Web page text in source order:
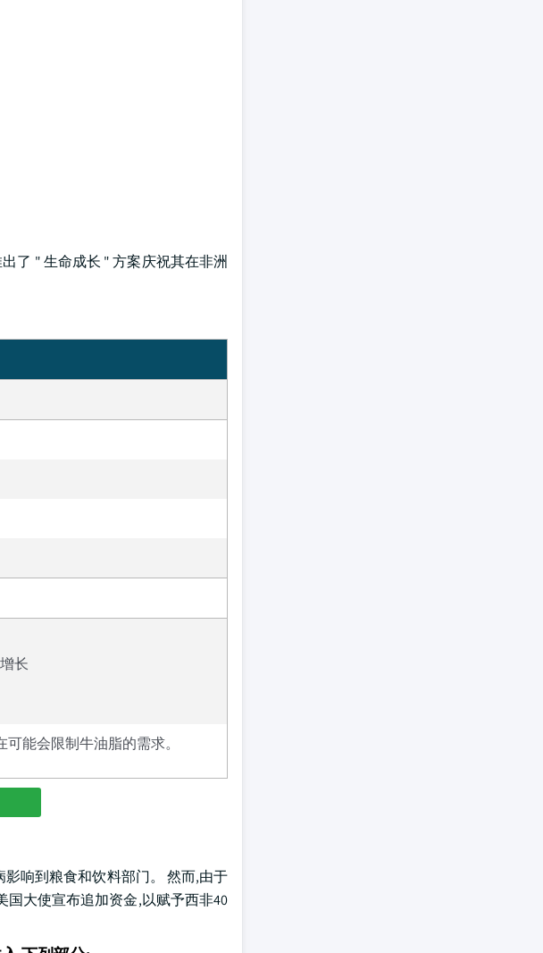
了 " 生命成长 " 方案庆祝其在非洲
长
能会限制牛油脂的需求。
响到粮食和饮料部门。 然而,由于
国大使宣布追加资金,以赋予西非40